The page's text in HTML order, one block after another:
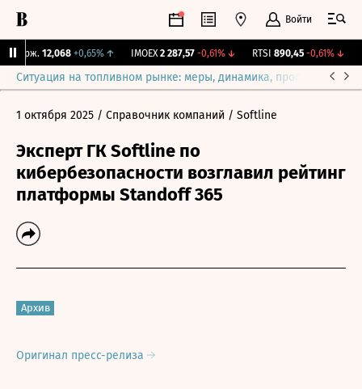
Войти
Бирж. 12,068 +0,65%↑ IMOEX 2 287,57 -0,61% ↓ RTSI 890,45 -0,61% ↓
Ситуация на топливном рынке: меры, динамика, прогнозы
1 октября 2025 / Справочник компаний / Softline
Эксперт ГК Softline по
кибербезопасности возглавил рейтинг
платформы Standoff 365
Архив
Оригинал пресс-релиза